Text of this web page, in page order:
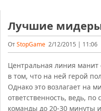
Лучшие
ОтStopGame 2/12/2015 | 11:06
Центральная линия манит
в том, что на ней герой
Однако это возлагает на
ответственность, ведь,
команды до 20-30 минуты